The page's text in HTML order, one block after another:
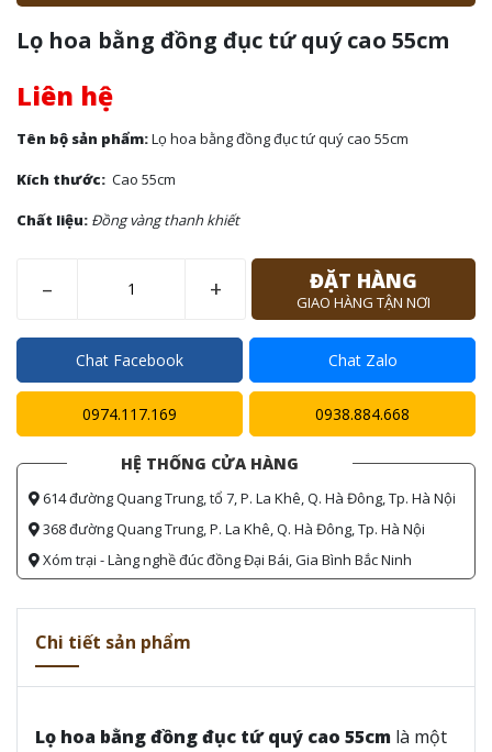
Lọ hoa bằng đồng đục tứ quý cao 55cm
Liên hệ
Tên bộ sản phẩm:Lọ hoa bằng đồng đục tứ quý cao 55cm
Kích thước: Cao 55cm
Chất liệu: Đồng vàng thanh khiết
– + ĐẶT HÀNG
GIAO HÀNG TẬN NƠI
Chat Facebook Chat Zalo
0974.117.169 0938.884.668
HỆ THỐNG CỬA HÀNG
614 đường Quang Trung, tổ 7, P. La Khê, Q. Hà Đông, Tp. Hà Nội
368 đường Quang Trung, P. La Khê, Q. Hà Đông, Tp. Hà Nội
Xóm trại - Làng nghề đúc đồng Đại Bái, Gia Bình Bắc Ninh
Chi tiết sản phẩm
Lọ hoa bằng đồng đục tứ quý cao 55cm là một